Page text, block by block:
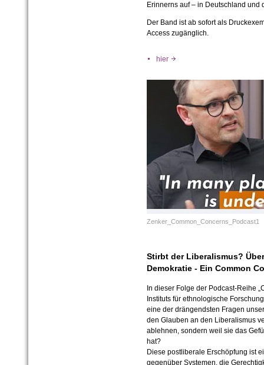
Erinnerns auf – in Deutschland und
Der Band ist ab sofort als
Access zugänglich.
hier
Zenker_Common_Concerns_Podcast1
Stirbt der Liberalismus?
Demokratie - Ein Common
In dieser Folge der Podcast-Reihe
Instituts für ethnologische
eine der drängendsten Fragen
den Glauben an den Liberalismus
ablehnen, sondern weil sie das
hat?
Diese postliberale Erschöpfung ist
gegenüber Systemen, die